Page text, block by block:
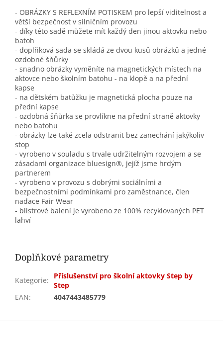
- OBRÁZKY S REFLEXNÍM POTISKEM pro lepší viditelnost a
větší bezpečnost v silničním provozu
- díky této sadě můžete mít každý den jinou aktovku nebo
batoh
- doplňková sada se skládá ze dvou kusů obrázků a jedné
ozdobné šňůrky
- snadno obrázky vyměníte na magnetických místech na
aktovce nebo školním batohu - na klopě a na přední
kapse
- na dětském batůžku je magnetická plocha pouze na
přední kapse
- ozdobná šňůrka se provlíkne na přední straně aktovky
nebo batohu
- obrázky lze také zcela odstranit bez zanechání jakýkoliv
stop
- vyrobeno v souladu s trvale udržitelným rozvojem a se
zásadami organizace bluesign®, jejíž jsme hrdým
partnerem
- vyrobeno v provozu s dobrými sociálními a
bezpečnostními podmínkami pro zaměstnance, člen
nadace Fair Wear
- blistrové balení je vyrobeno ze 100% recyklovaných PET
lahví
Doplňkové parametry
Kategorie:
Příslušenství pro školní aktovky Step by
Step
EAN: 4047443485779
Z